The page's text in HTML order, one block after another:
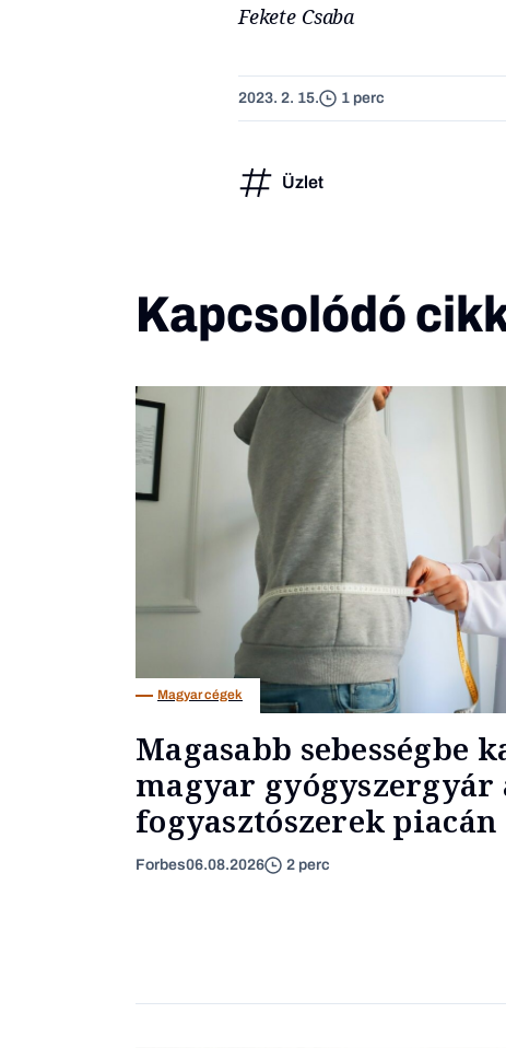
Fekete Csaba
2023. 2. 15. 1 perc
Üzlet
Kapcsolódó
Magyar cégek
Magasabb sebességbe
magyar gyógyszergyár
fogyasztószerek piacán
Forbes06.08.2026 2 perc